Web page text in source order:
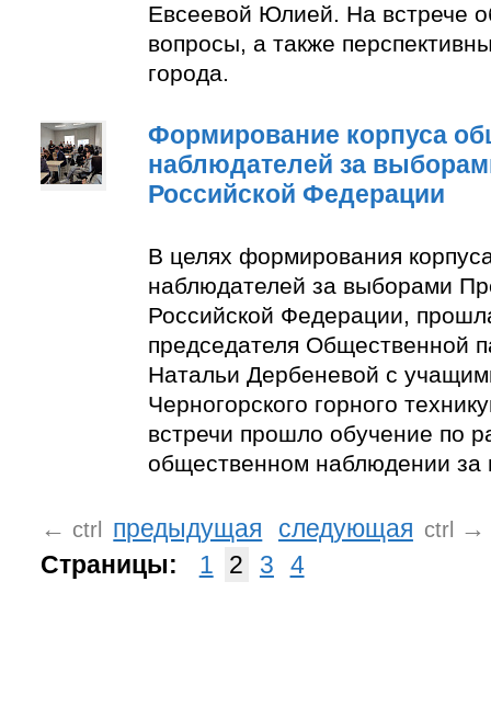
Евсеевой Юлией. На встрече
вопросы, а также
города.
Формирование корпуса
наблюдателей за
Российской Федерации
В целях формирования
наблюдателей за выборами
Российской Федерации,
председателя Общественной
Натальи Дербеневой с
Черногорского горного
встречи прошло обучение по
общественном наблюдении за
← ctrl предыдущая следующая ctrl
→
Страницы:
1 2 3 4